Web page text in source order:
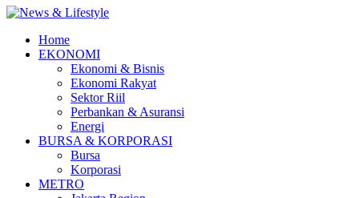
Home
EKONOMI
Ekonomi & Bisnis
Ekonomi Rakyat
Sektor Riil
Perbankan & Asuransi
Energi
BURSA & KORPORASI
Bursa
Korporasi
METRO